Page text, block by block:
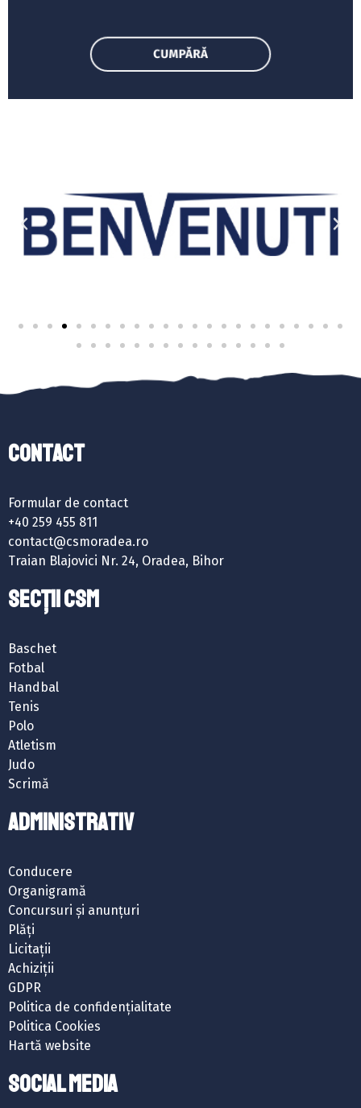
Contact
Formular de contact
+40 259 455 811
contact@csmoradea.ro
Traian Blajovici Nr. 24, Oradea, Bihor
SECȚII CSM
Baschet
Fotbal
Handbal
Tenis
Polo
Atletism
Judo
Scrimă
ADMINISTRATIV
Conducere
Organigramă
Concursuri și anunțuri
Plăți
Licitații
Achiziții
GDPR
Politica de confidențialitate
Politica Cookies
Hartă website
SOCIAL MEDIA